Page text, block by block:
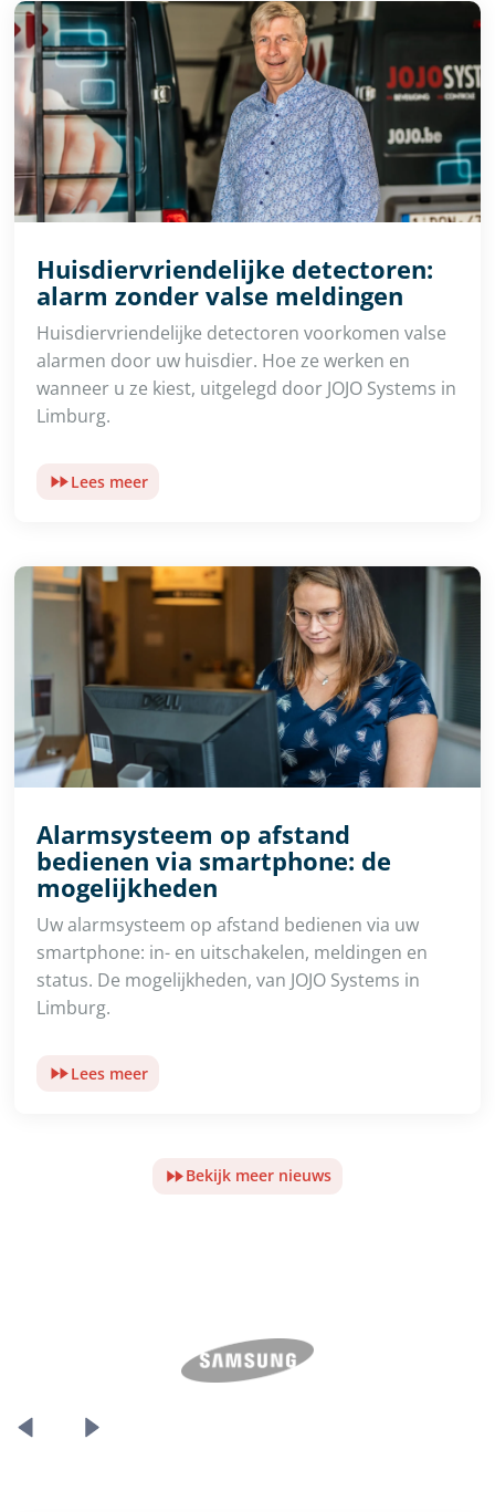
Huisdiervriendelijke detectoren:
alarm zonder valse meldingen
Huisdiervriendelijke detectoren voorkomen valse
alarmen door uw huisdier. Hoe ze werken en
wanneer u ze kiest, uitgelegd door JOJO Systems in
Limburg.
Lees meer
Alarmsysteem op afstand
bedienen via smartphone: de
mogelijkheden
Uw alarmsysteem op afstand bedienen via uw
smartphone: in- en uitschakelen, meldingen en
status. De mogelijkheden, van JOJO Systems in
Limburg.
Lees meer
Bekijk meer nieuws